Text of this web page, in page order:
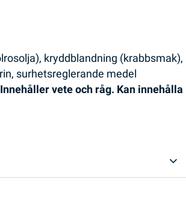
kryddblandning (krabbsmak),
surhetsreglerande medel
Innehåller vete och råg. Kan innehålla